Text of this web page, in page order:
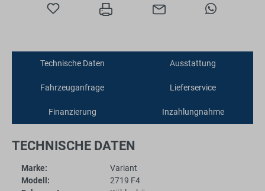
Technische Daten Ausstattung
Fahrzeuganfrage Lieferservice
Finanzierung Inzahlungnahme
TECHNISCHE DATEN
Marke:
Variant
Modell:
2719 F4